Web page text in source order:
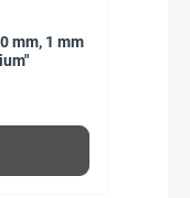
mm, 1 mm